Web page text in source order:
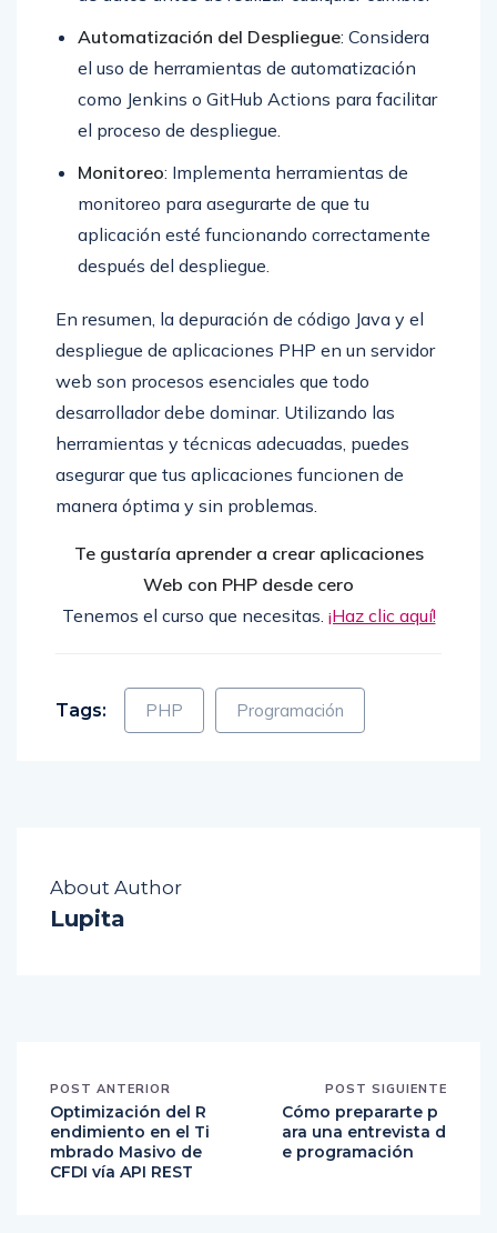
Automatización del Despliegue: Considera
el uso de herramientas de automatización
como Jenkins o GitHub Actions para facilitar
el proceso de despliegue.
Monitoreo: Implementa herramientas de
monitoreo para asegurarte de que tu
aplicación esté funcionando correctamente
después del despliegue.
En resumen, la depuración de código Java y el
despliegue de aplicaciones PHP en un servidor
web son procesos esenciales que todo
desarrollador debe dominar. Utilizando las
herramientas y técnicas adecuadas, puedes
asegurar que tus aplicaciones funcionen de
manera óptima y sin problemas.
Te gustaría aprender a crear aplicaciones
Web con PHP desde cero
Tenemos el curso que necesitas. ¡Haz clic aquí!
Tags: PHP Programación
About Author
Lupita
POST ANTERIOR
Optimización del R
endimiento en el Ti
mbrado Masivo de
CFDI vía API REST
POST SIGUIENTE
Cómo prepararte p
ara una entrevista d
e programación